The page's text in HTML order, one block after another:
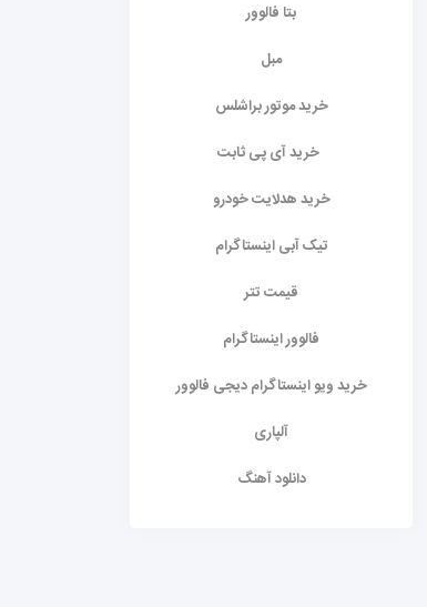
بتا فالوور
مبل
خرید موتور براشلس
خرید آی پی ثابت
خرید هدلایت خودرو
تیک آبی اینستاگرام
قیمت تتر
فالوور اینستاگرام
خرید ویو اینستاگرام دیجی فالوور
آلپاری
دانلود آهنگ